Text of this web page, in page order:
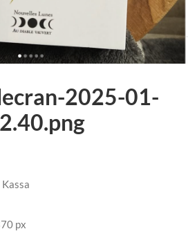
2025-01-
px